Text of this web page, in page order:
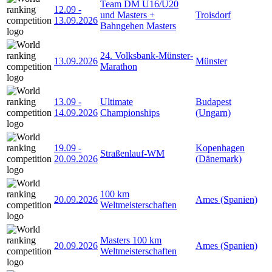
12.09 -
13.09.2026
Team DM U16/U20
und Masters +
Bahngehen Masters
Troisdorf
13.09.2026
24. Volksbank-Münster-
Marathon
Münster
13.09 -
14.09.2026
Ultimate
Championships
Budapest
(Ungarn)
19.09 -
20.09.2026
Straßenlauf-WM
Kopenhagen
(Dänemark)
20.09.2026
100 km
Weltmeisterschaften
Ames (Spanien)
20.09.2026
Masters 100 km
Weltmeisterschaften
Ames (Spanien)